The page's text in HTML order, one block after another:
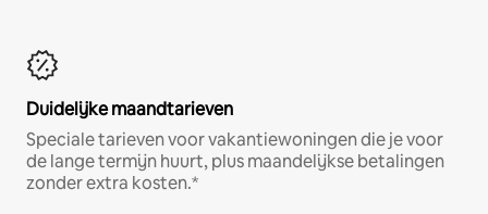
Duidelijke maandtarieven
Speciale tarieven voor vakantiewoningen die je voor
de lange termijn huurt, plus maandelijkse betalingen
zonder extra kosten.*